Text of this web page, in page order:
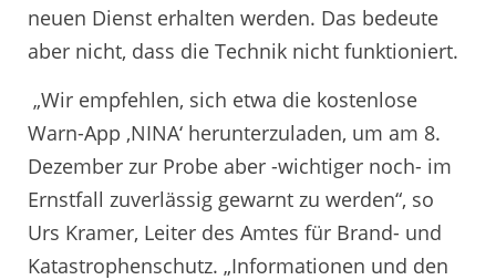
neuen Dienst erhalten werden. Das bedeute
aber nicht, dass die Technik nicht funktioniert.
„Wir empfehlen, sich etwa die kostenlose
Warn-App ‚NINA‘ herunterzuladen, um am 8.
Dezember zur Probe aber -wichtiger noch- im
Ernstfall zuverlässig gewarnt zu werden“, so
Urs Kramer, Leiter des Amtes für Brand- und
Katastrophenschutz. „Informationen und den